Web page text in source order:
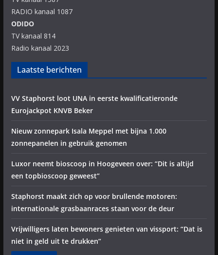
RADIO kanaal 1087
ODIDO
TV kanaal 814
Radio kanaal 2023
Laatste berichten
VV Staphorst loot UNA in eerste kwalificatieronde
Eurojackpot KNVB Beker
Nieuw zonnepark Isala Meppel met bijna 1.000
zonnepanelen in gebruik genomen
Luxor neemt bioscoop in Hoogeveen over: “Dit is altijd
een topbioscoop geweest”
Staphorst maakt zich op voor brullende motoren:
internationale grasbaanraces staan voor de deur
Vrijwilligers laten bewoners genieten van vissport: “Dat is
niet in geld uit te drukken”